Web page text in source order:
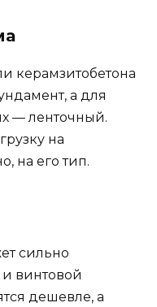
керамзитобетона
а для
— ленточный.
на
на его тип.
сильно
и винтовой
дешевле, а